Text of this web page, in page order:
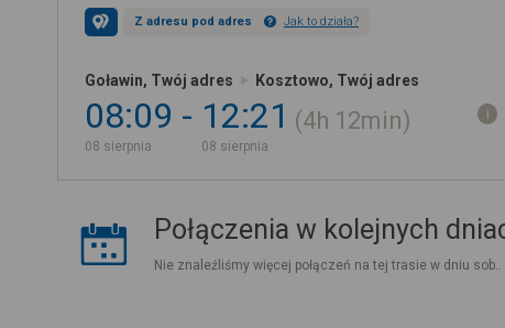
Z adresu pod adres Jak to działa?
Goławin, Twój adres Kosztowo, Twój adres
08:09
08 sierpnia
12:21
08 sierpnia
4h 12min
Połączenia w kolejnych
Nie znaleźliśmy więcej połączeń na tej trasie w dniu